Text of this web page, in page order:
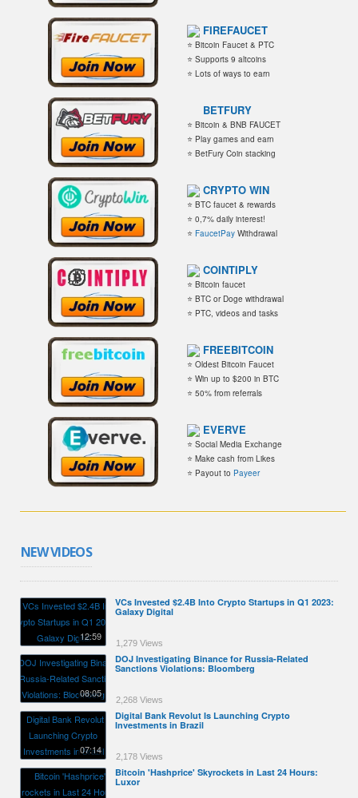
FIREFAUCET
⭐ Bitcoin Faucet & PTC
⭐ Supports 9 altcoins
⭐ Lots of ways to earn
BETFURY
⭐ Bitcoin & BNB FAUCET
⭐ Play games and earn
⭐ BetFury Coin stacking
CRYPTO WIN
⭐ BTC faucet & rewards
⭐ 0,7% daily interest!
⭐ FaucetPay Withdrawal
COINTIPLY
⭐ Bitcoin faucet
⭐ BTC or Doge withdrawal
⭐ PTC, videos and tasks
FREEBITCOIN
⭐ Oldest Bitcoin Faucet
⭐ Win up to $200 in BTC
⭐ 50% from referrals
EVERVE
⭐ Social Media Exchange
⭐ Make cash from Likes
⭐ Payout to Payeer
NEW VIDEOS
12:59
VCs Invested $2.4B Into Crypto Startups in Q1 2023:
Galaxy Digital
1,279 Views
08:05
DOJ Investigating Binance for Russia-Related
Sanctions Violations: Bloomberg
2,268 Views
07:14
Digital Bank Revolut Is Launching Crypto
Investments in Brazil
2,178 Views
Bitcoin 'Hashprice' Skyrockets in Last 24 Hours:
Luxor